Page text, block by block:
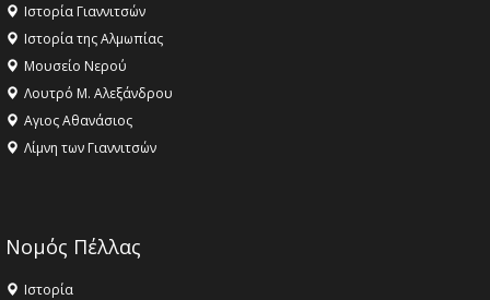
Ιστορία Γιαννιτσών
Ιστορία της Αλμωπίας
Μουσείο Νερού
Λουτρό Μ. Αλεξάνδρου
Αγιος Αθανάσιος
Λίμνη των Γιαννιτσών
Νομός Πέλλας
Ιστορία